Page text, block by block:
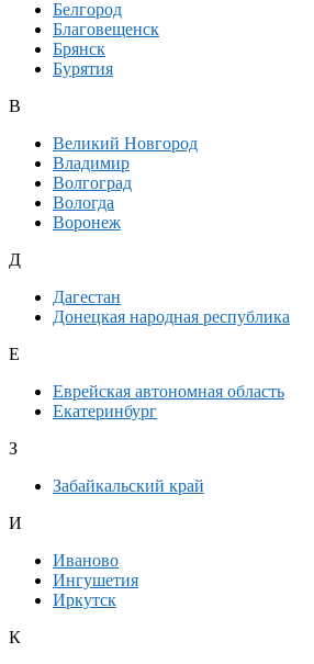
Белгород
Благовещенск
Брянск
Бурятия
В
Великий Новгород
Владимир
Волгоград
Вологда
Воронеж
Д
Дагестан
Донецкая народная республика
Е
Еврейская автономная область
Екатеринбург
З
Забайкальский край
И
Иваново
Ингушетия
Иркутск
К